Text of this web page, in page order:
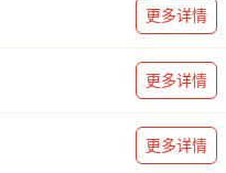
更多详情
更多详情
更多详情